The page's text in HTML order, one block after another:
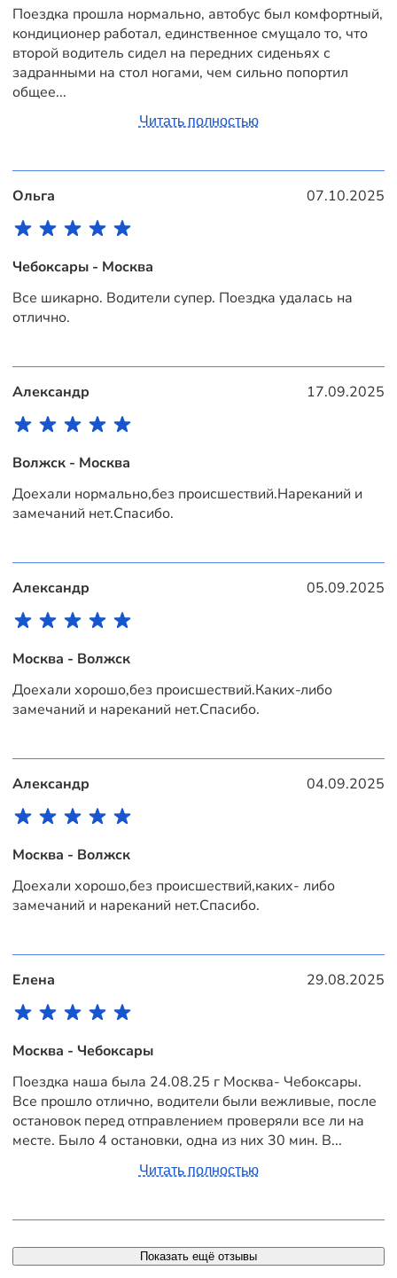
Поездка прошла нормально, автобус был комфортный,
кондиционер работал, единственное смущало то, что
второй водитель сидел на передних сиденьях с
задранными на стол ногами, чем сильно попортил
общее...
Читать полностью
Ольга 07.10.2025
Чебоксары - Москва
Все шикарно. Водители супер. Поездка удалась на
отлично.
Александр 17.09.2025
Волжск - Москва
Доехали нормально,без происшествий.Нареканий и
замечаний нет.Спасибо.
Александр 05.09.2025
Москва - Волжск
Доехали хорошо,без происшествий.Каких-либо
замечаний и нареканий нет.Спасибо.
Александр 04.09.2025
Москва - Волжск
Доехали хорошо,без происшествий,каких- либо
замечаний и нареканий нет.Спасибо.
Елена 29.08.2025
Москва - Чебоксары
Поездка наша была 24.08.25 г Москва- Чебоксары.
Все прошло отлично, водители были вежливые, после
остановок перед отправлением проверяли все ли на
месте. Было 4 остановки, одна из них 30 мин. В...
Читать полностью
Показать ещё отзывы